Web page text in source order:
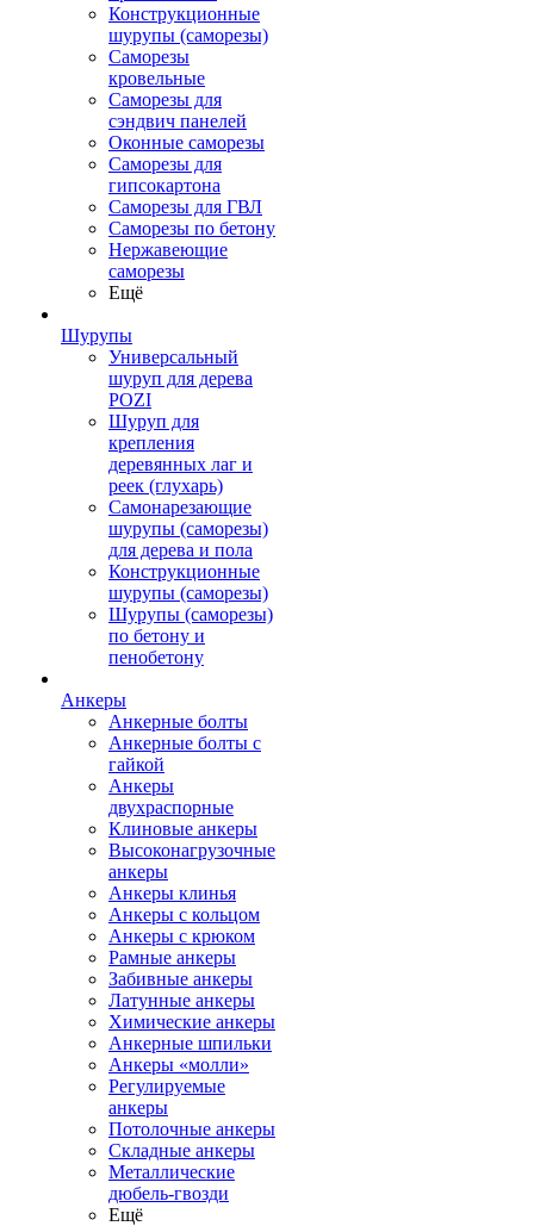
Конструкционные
шурупы (саморезы)
Саморезы
кровельные
Саморезы для
сэндвич панелей
Оконные саморезы
Саморезы для
гипсокартона
Саморезы для ГВЛ
Саморезы по бетону
Нержавеющие
саморезы
Ещё
Шурупы
Универсальный
шуруп для дерева
POZI
Шуруп для
крепления
деревянных лаг и
реек (глухарь)
Самонарезающие
шурупы (саморезы)
для дерева и пола
Конструкционные
шурупы (саморезы)
Шурупы (саморезы)
по бетону и
пенобетону
Анкеры
Анкерные болты
Анкерные болты с
гайкой
Анкеры
двухраспорные
Клиновые анкеры
Высоконагрузочные
анкеры
Анкеры клинья
Анкеры с кольцом
Анкеры с крюком
Рамные анкеры
Забивные анкеры
Латунные анкеры
Химические анкеры
Анкерные шпильки
Анкеры «молли»
Регулируемые
анкеры
Потолочные анкеры
Складные анкеры
Металлические
дюбель-гвозди
Ещё